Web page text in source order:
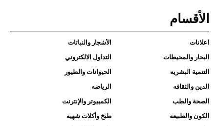
الأقسام
اعلانات
الأشجار والنباتات
البحار والمحيطات
التداول الالكتروني
التنمية البشريه
الحيوانات والطيور
الدين والثقافه
الرياضه
الصحة والطب
الكمبيوتر والإنترنت
الكون والطبيعه
طبخ وأكلات شهيه